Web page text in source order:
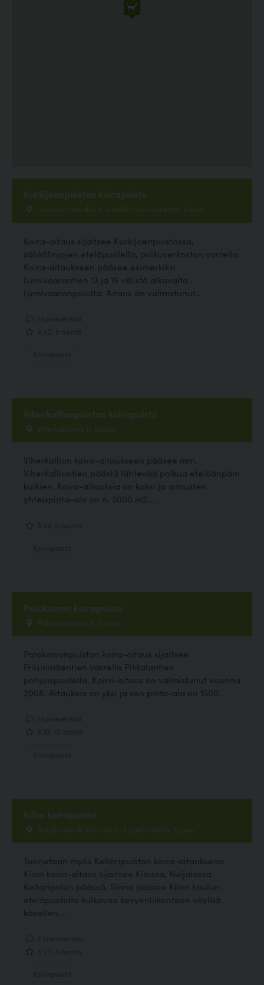
Kurkijoenpuiston koirapuisto
Lumivaaranpolku 4, autolla Lumivaarantie, Espoo
Koira-aitaus sijaitsee Kurkijoenpuistossa,
sähkölinjojen eteläpuolella, polkuverkoston varrella.
Koira-aitaukseen pääsee esimerkiksi
Lumivaarantien 13 ja 15 välistä alkavalta
Lumivaaranpolulta. Aitaus on valmistunut...
Viherkallionpuiston koirapuisto
Viherkalliontie 11, Espoo
Viherkallion koira-aitaukseen pääsee mm.
Viherkalliontien päästä lähtevää polkua eteläänpäin
kulkien. Koira-aitauksia on kaksi ja aitausten
yhteispinta-ala on n. 5000 m2....
Palokaivon koirapuisto
Palokaivonkuja 8, Espoo
Palokaivonpuiston koira-aitaus sijaitsee
Friisinmäentien varrella Pikkalantien
pohjoispuolella. Koira-aitaus on valmistunut vuonna
2008. Aitauksia on yksi ja sen pinta-ala on 1500...
Kilon koirapuisto
Nuijalantie 16, Kilon koulu Aspelinintiellä, Espoo
Tunnetaan myös Kellaripuiston koira-aitauksena.
Kilon koira-aitaus sijaitsee Kilossa, Nuijalassa
Kellaripolun päässä. Sinne pääsee Kilon koulun
eteläpuolelta kulkevaa kevyenliikenteen väylää
kävellen....